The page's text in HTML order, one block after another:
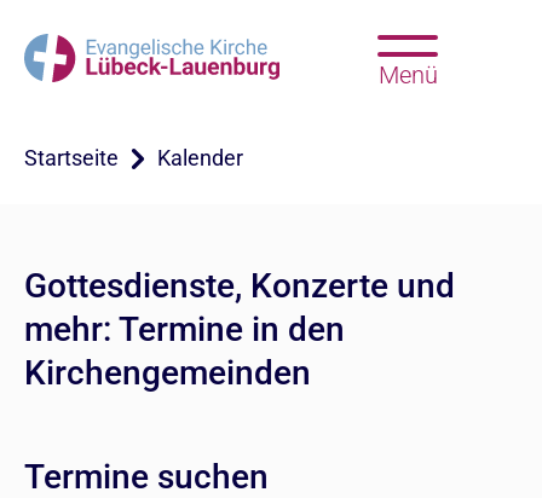
Menü
Startseite Kalender
Gottesdienste, Konzerte und
mehr: Termine in den
Kirchengemeinden
Termine suchen